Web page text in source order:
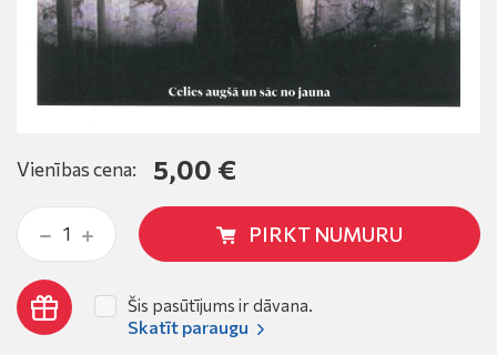
Vienības cena: 5,00 €
PIRKT NUMURU
Šis pasūtījums ir dāvana.
Skatīt paraugu